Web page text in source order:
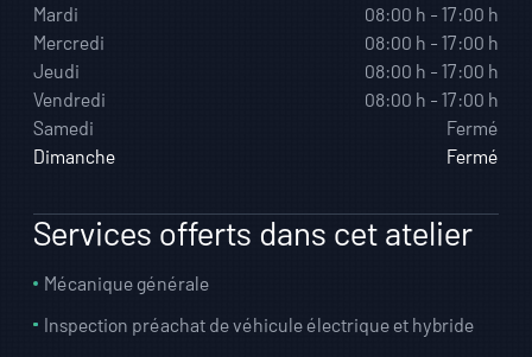
Mardi
08:00 h - 17:00 h
Mercredi
08:00 h - 17:00 h
Jeudi
08:00 h - 17:00 h
Vendredi
08:00 h - 17:00 h
Samedi
Fermé
Dimanche
Fermé
Services offerts dans cet atelier
Mécanique générale
Inspection préachat de véhicule électrique et hybride